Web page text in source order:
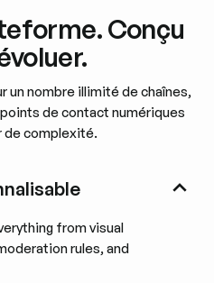
Conçu
un nombre illimité de chaînes,
de contact numériques
de complexité.
from visual
rules, and